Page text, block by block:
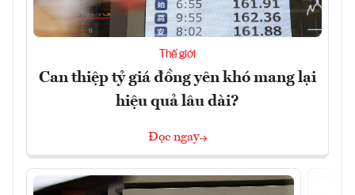
Thế giới
Can thiệp tỷ giá đồng yên khó mang lại
hiệu quả lâu dài?
Đọc ngay